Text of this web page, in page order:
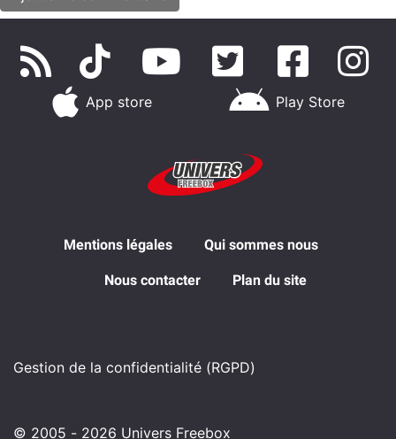
App store Play Store
Mentions légales Qui sommes nous
Nous contacter Plan du site
Gestion de la confidentialité (RGPD)
© 2005 - 2026 Univers Freebox